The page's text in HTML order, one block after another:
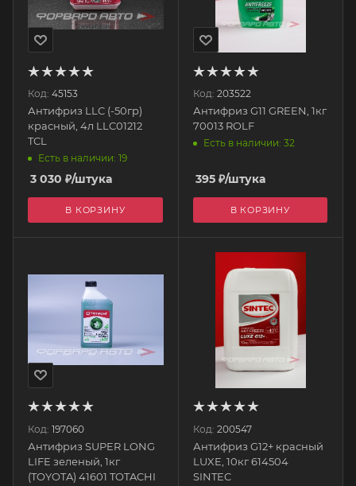
Код: 45153
Антифриз LLC (-50гр)
красный, 4л LLC01212
TCL
Есть в наличии: 19
3 030 ₽/штука
В КОРЗИНУ
Код: 203522
Антифриз G11 GREEN, 1кг
70013 ROLF
Есть в наличии: 32
395₽/штука
В КОРЗИНУ
Код: 197060
Антифриз SUPER LONG
LIFE зеленый, 1кг
(TOYOTA) 41601 TOTACHI
Код: 200547
Антифриз G12+ красный
LUXE, 10кг 614504
SINTEC